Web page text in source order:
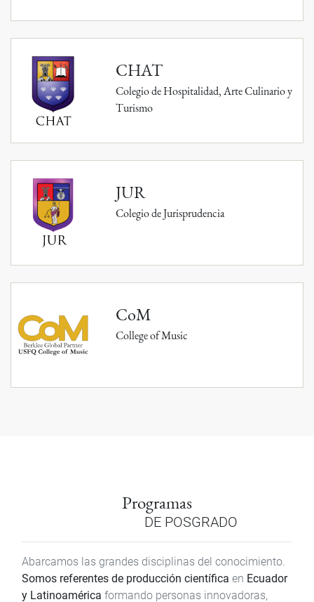
CHAT
Colegio de Hospitalidad, Arte Culinario y
Turismo
JUR
Colegio de Jurisprudencia
CoM
College of Music
Programas
DE POSGRADO
Abarcamos las grandes disciplinas del conocimiento.
Somos referentes de producción científica en Ecuador
y Latinoamérica formando personas innovadoras,